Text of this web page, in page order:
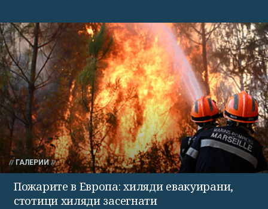
ГАЛЕРИИ
Пожарите в Европа: хиляди евакуирани,
стотици хиляди засегнати